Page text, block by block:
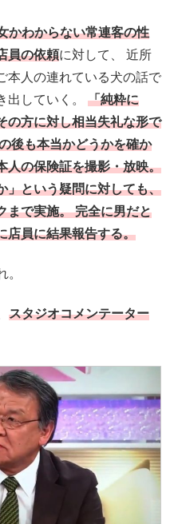
かわからない常連客の性
員の依頼に対して、 近所
本人の連れている犬の話で
出していく。 「純粋に
の方に対し相当失礼な形で
後も本当かどうかを確か
人の保険証を撮影・放映。
」という疑問に対しても、
まで実施。 完全に男だと
店員に結果報告する。
スタジオコメンテーター